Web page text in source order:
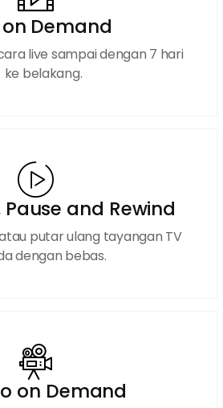
on Demand
live sampai dengan 7 hari
ke belakang.
and Rewind
putar ulang tayangan TV
dengan bebas.
on Demand